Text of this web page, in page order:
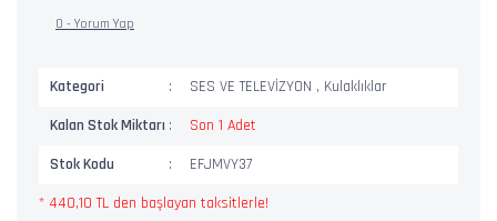
0 - Yorum Yap
Kategori SES VE TELEVİZYON , Kulaklıklar
Kalan Stok Miktarı
Son 1 Adet
Stok Kodu
EFJMVY37
* 440,10 TL den başlayan taksitlerle!